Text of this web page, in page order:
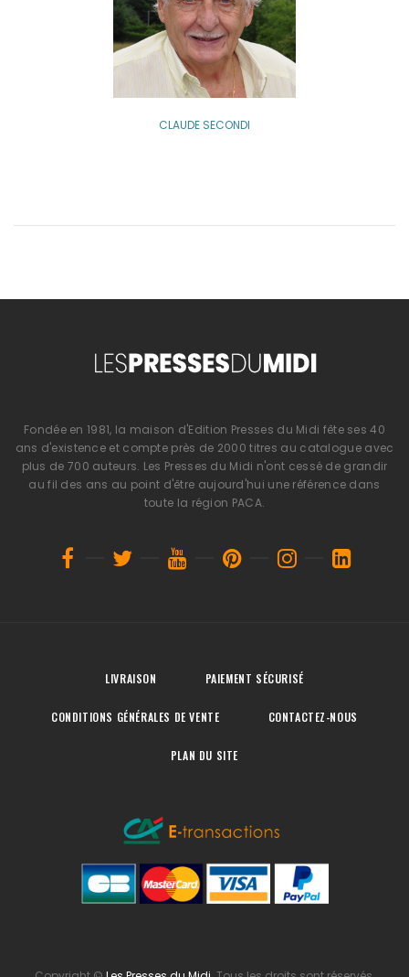
CLAUDE SECONDI
Fondée en 1981, la maison d'Edition Presses du Midi fête ses 40
ans d'existence et compte près de 2000 titres au catalogue avec
plus de 700 auteurs. Les Presses du Midi n'ont cessé de grandir
au fil des ans au point d'être aujourd'hui une référence dans
toute la région PACA.
LIVRAISON PAIEMENT SÉCURISÉ
CONDITIONS GÉNÉRALES DE VENTE CONTACTEZ-NOUS
PLAN DU SITE